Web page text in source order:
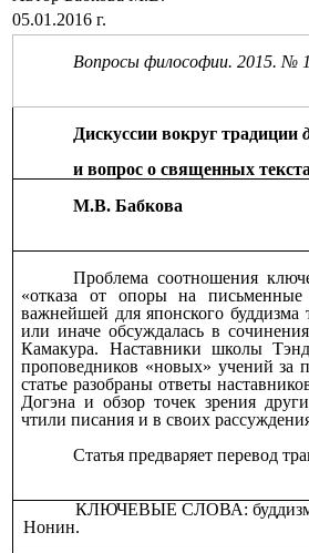
05.01.2016 г.
Вопросы философии. 2015. №
Дискуссии вокруг традиции
и вопрос о священных
М.В. Бабкова
Проблема соотношения
«отказа от опоры на
важнейшей для японского
или иначе обсуждалась в
Камакура. Наставники школы
проповедников «новых» учений за
статье разобраны ответы
Догэна и обзор точек зрения
чтили писания и в своих
Статья предваряет перевод
КЛЮЧЕВЫЕ СЛОВА: буддизм
Нонин.